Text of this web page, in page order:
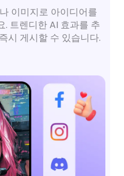
이미지로 아이디어를
. 트렌디한 AI 효과를 추
시 게시할 수 있습니다.